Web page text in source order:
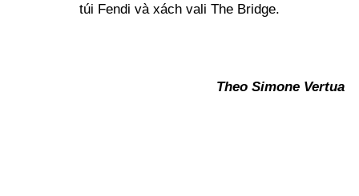
túi Fendi và xách vali The Bridge.
Theo Simone Vertua